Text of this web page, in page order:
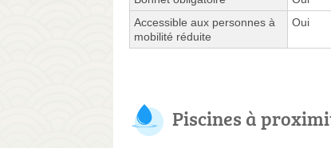
Accessible aux personnes à
mobilité réduite
Oui
Piscines à